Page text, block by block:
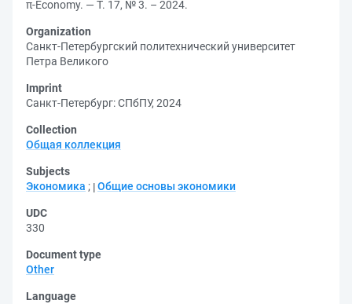
π-Economy. — Т. 17, № 3. – 2024.
Organization
Санкт-Петербургский политехнический университет
Петра Великого
Imprint
Санкт-Петербург: СПбПУ, 2024
Collection
Общая коллекция
Subjects
Экономика ; Общие основы экономики
UDC
330
Document type
Other
Language